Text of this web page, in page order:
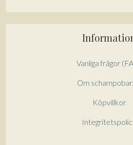
Vanliga frågor
Om
Köpvillkor